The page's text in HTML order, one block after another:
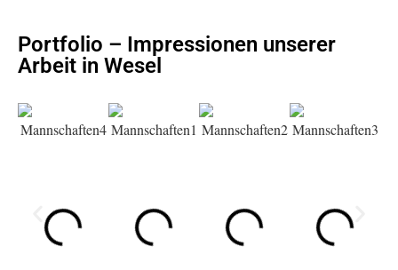
Portfolio – Impressionen unserer
Arbeit in Wesel